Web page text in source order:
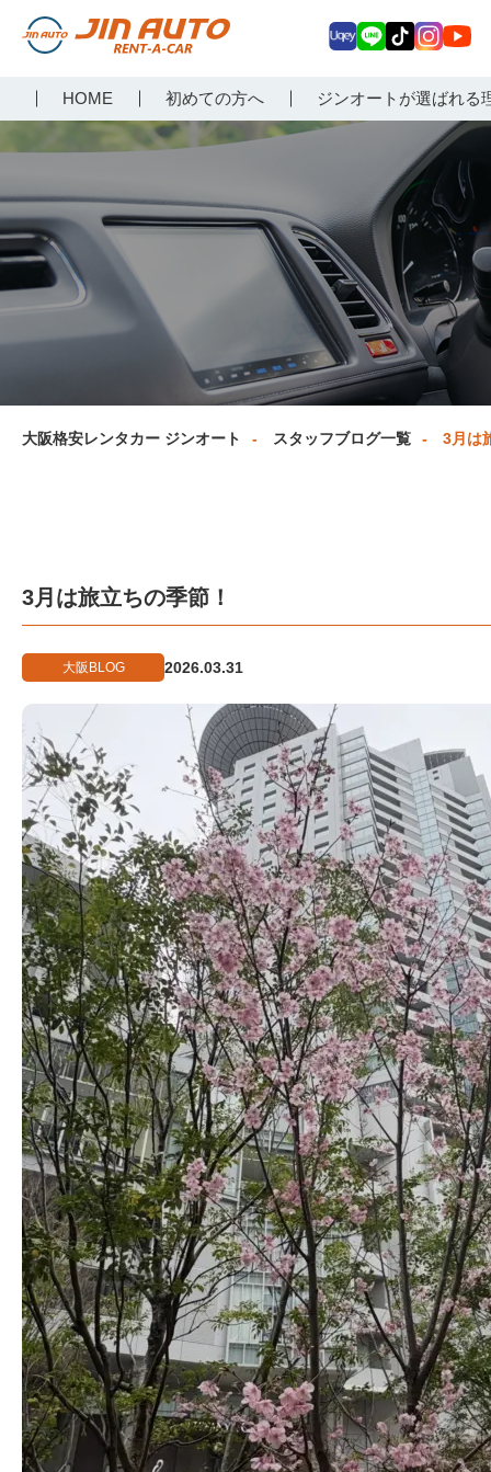
らジンオートレンタカー
HOME 初めての方へ ジンオートが選ばれる
ey E
Tokagr
am
uT
ub
大阪格安レンタカー ジンオート スタッフブログ一覧 3月は
3月は旅立ちの季節！
大阪BLOG 2026.03.31